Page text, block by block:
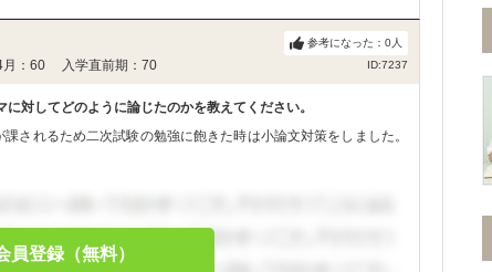
4月：60 入学直前期：70 ID:7237
参考になった： 0人
対してどのように論じたのかを教えてください。
されるため二次試験の勉強に飽きた時は小論文対策をしました。
員登録（無料）